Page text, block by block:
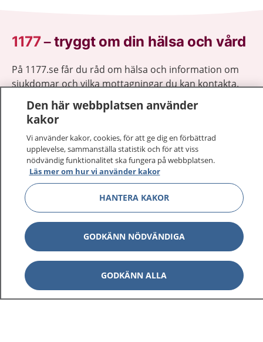
1177–tryggt om din hälsa och vård
På 1177.se får du råd om hälsa och information om
sjukdomar och vilka mottagningar du kan kontakta.
Logga in för att läsa din journal och göra dina
vårdärenden. Ring telefonnummer 1177 för
sjukvårdsrådgivning dygnet runt.
1177 ger dig råd när du vill må bättre.
Visa
Om 1177 Visa
Kontakt Visa
Den här webbplatsen använder
kakor
Vi använder kakor, cookies, för att ge dig en förbättrad
upplevelse, sammanställa statistik och för att viss
nödvändig funktionalitet ska fungera på webbplatsen.
Läs mer om hur vi använder kakor
HANTERA KAKOR
GODKÄNN NÖDVÄNDIGA
GODKÄNN ALLA